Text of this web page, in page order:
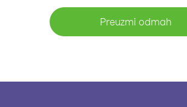
Preuzmi odmah